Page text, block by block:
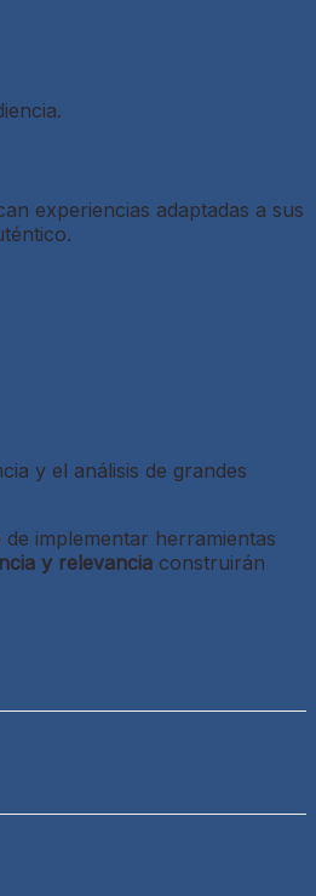
experiencias adaptadas a sus
y el análisis de grandes
implementar herramientas
y relevancia construirán